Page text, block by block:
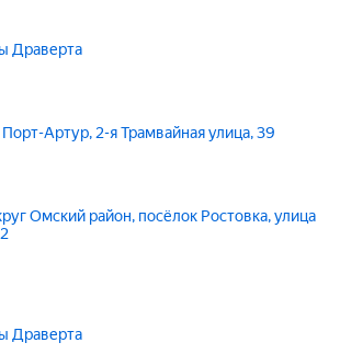
Драверта
Артур, 2-я Трамвайная улица, 39
Омский район, посёлок Ростовка, улица
Драверта